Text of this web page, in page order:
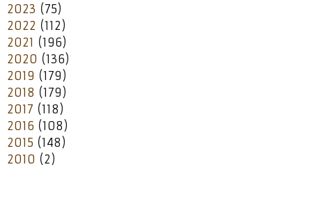
2023 (75)
2022 (112)
2021 (196)
2020 (136)
2019 (179)
2018 (179)
2017 (118)
2016 (108)
2015 (148)
2010 (2)